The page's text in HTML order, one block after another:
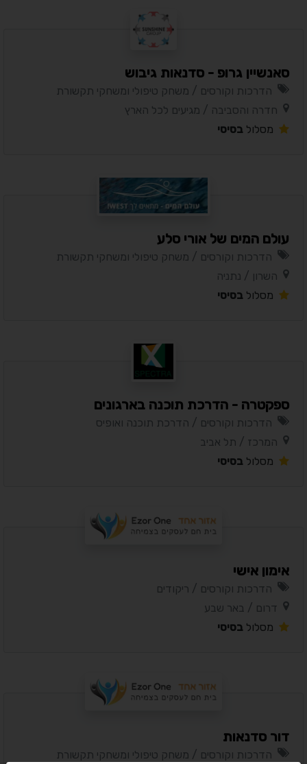
סאנשיין גרופ - סדנאות גיבוש
הדרכות וקורסים / משחק טיפולי ומשחקי תקשורת
חדרה והסביבה / מגיעים לכל הארץ
מסלול בסיסי
עולם המים של אורי סלע
הדרכות וקורסים / משחק טיפולי ומשחקי תקשורת
השרון / נתניה
מסלול בסיסי
ספקטרה - הדרכת תוכנה בארגונים
הדרכות וקורסים / הדרכת תוכנה ואופיס
המרכז / תל אביב
מסלול בסיסי
אימון אישי
הדרכות וקורסים / ריקודים
דרום / באר שבע
מסלול בסיסי
דור סדנאות
הדרכות וקורסים / משחק טיפולי ומשחקי תקשורת